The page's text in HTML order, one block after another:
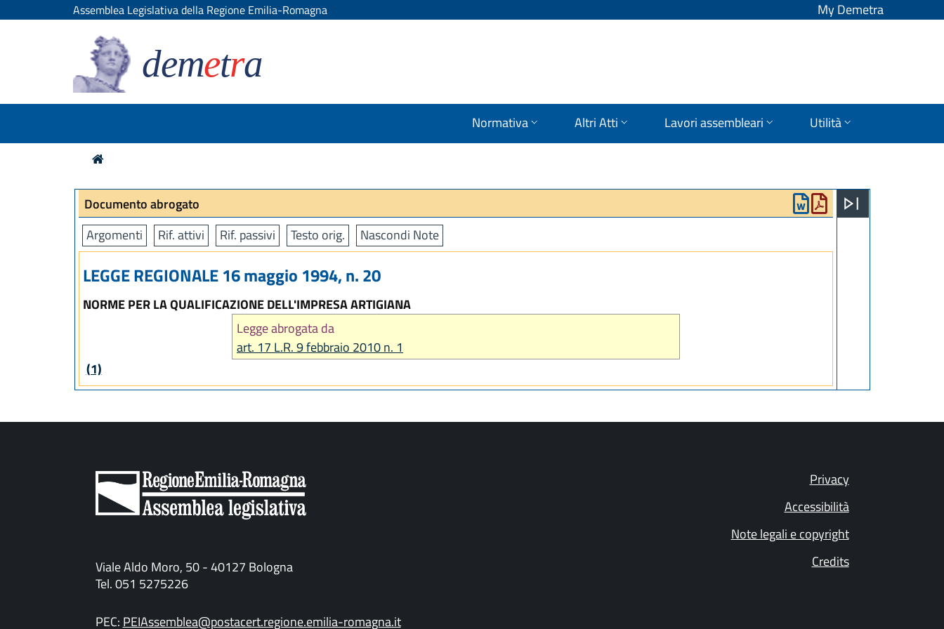
Assemblea Legislativa della Regione Emilia-Romagna My Demetra
demetra
Normativa Altri Atti Lavori assembleari Utilità
Documento abrogato
Argomenti
Rif. attivi Rif. passivi Testo orig. Nascondi Note
LEGGE REGIONALE 16 maggio 1994, n. 20
NORME PER LA QUALIFICAZIONE DELL'IMPRESA ARTIGIANA
Legge abrogata da
art. 17 L.R. 9 febbraio 2010 n. 1
(1)
Viale Aldo Moro, 50 - 40127 Bologna
Tel. 051 5275226
PEC: PEIAssemblea@postacert.regione.emilia-romagna.it
Privacy
Accessibilità
Note legali e copyright
Credits